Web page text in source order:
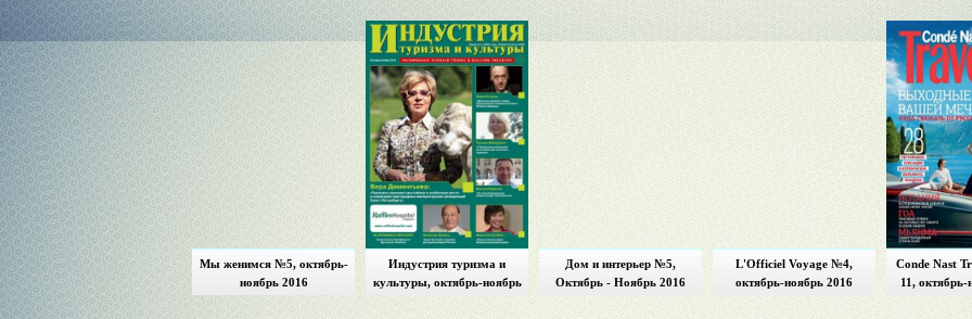
Мы женимся №5, октябрь-
ноябрь 2016
Индустрия туризма и
культуры, октябрь-ноябрь
Дом и интерьер №5,
Октябрь - Ноябрь 2016
L'Officiel Voyage №4,
октябрь-ноябрь 2016
Conde Nast
11, октябрь-